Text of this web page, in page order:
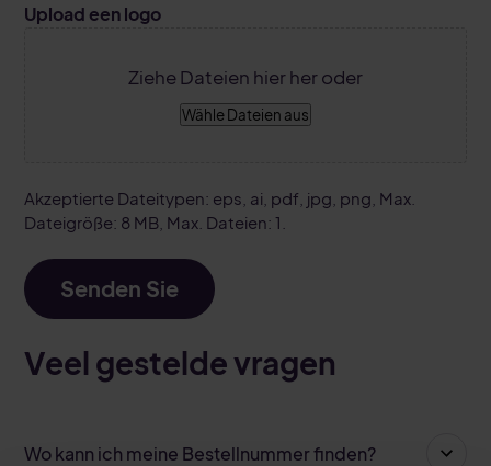
Upload een logo
Ziehe Dateien hier her oder
Wähle Dateien aus
Akzeptierte Dateitypen: eps, ai, pdf, jpg, png, Max.
Dateigröße: 8 MB, Max. Dateien: 1.
Senden Sie
Veel gestelde vragen
Wo kann ich meine Bestellnummer finden?